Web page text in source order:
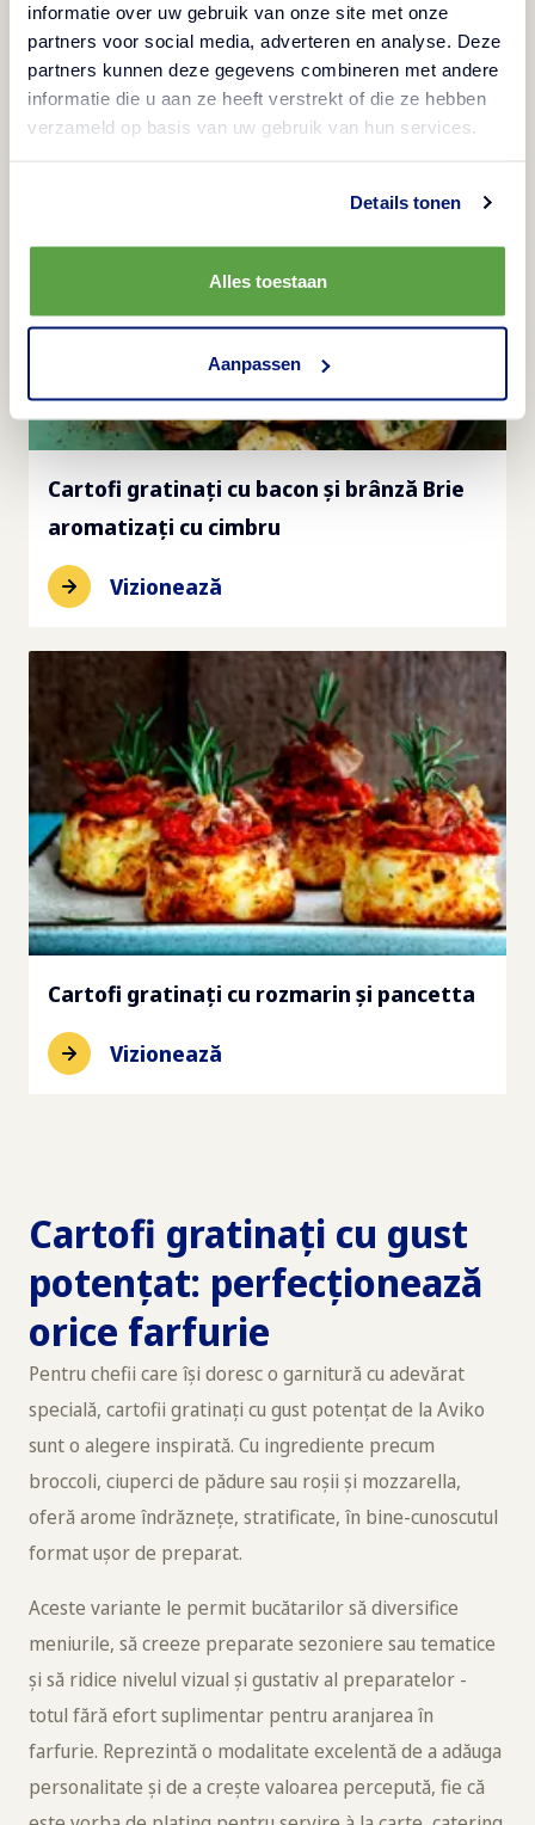
informatie over uw gebruik van onze site met onze
partners voor social media, adverteren en analyse. Deze
partners kunnen deze gegevens combineren met andere
informatie die u aan ze heeft verstrekt of die ze hebben
verzameld op basis van uw gebruik van hun services.
Details tonen
Alles toestaan
Aanpassen
gratinați
Vizionează
Cartofi gratinați cu bacon și brânză Brie
aromatizați cu cimbru
Vizionează
Cartofi gratinați cu rozmarin și pancetta
Vizionează
Cartofi gratinați cu gust
potențat: perfecționează
orice farfurie
Pentru chefii care își doresc o garnitură cu adevărat
specială, cartofii gratinați cu gust potențat de la Aviko
sunt o alegere inspirată. Cu ingrediente precum
broccoli, ciuperci de pădure sau roșii și mozzarella,
oferă arome îndrăznețe, stratificate, în bine-cunoscutul
format ușor de preparat.
Aceste variante le permit bucătarilor să diversifice
meniurile, să creeze preparate sezoniere sau tematice
și să ridice nivelul vizual și gustativ al preparatelor -
totul fără efort suplimentar pentru aranjarea în
farfurie. Reprezintă o modalitate excelentă de a adăuga
personalitate și de a crește valoarea percepută, fie că